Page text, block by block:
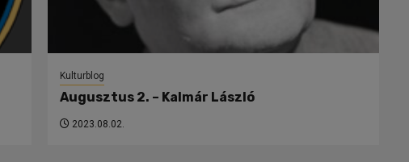
Kulturblog
Augusztus 2. – Kalmár László
2023.08.02.